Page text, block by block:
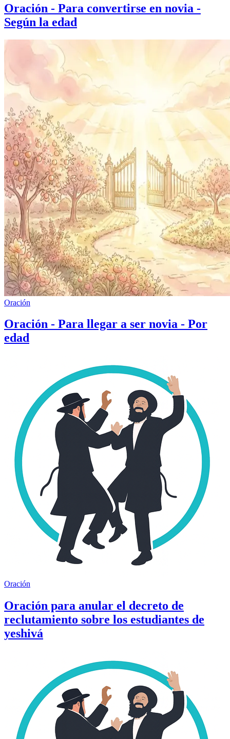
Oración - Para convertirse en novia -
Según la edad
Oración
Oración - Para llegar a ser novia - Por
edad
Oración
Oración para anular el decreto de
reclutamiento sobre los estudiantes de
yeshivá